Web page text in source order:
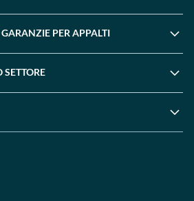
PER APPALTI
SETTORE